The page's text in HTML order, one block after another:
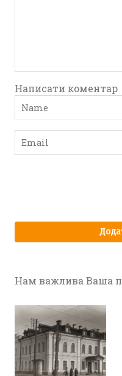
Написати коментар
Нам важлива Ваша